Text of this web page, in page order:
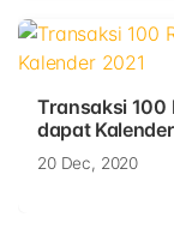
Transaksi 100
dapat
20 Dec, 2020